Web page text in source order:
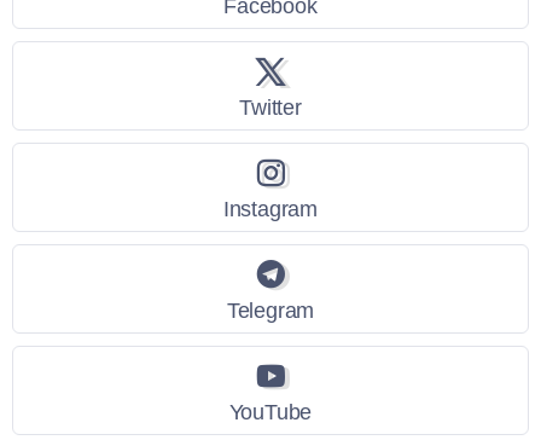
Facebook
Twitter
Instagram
Telegram
YouTube